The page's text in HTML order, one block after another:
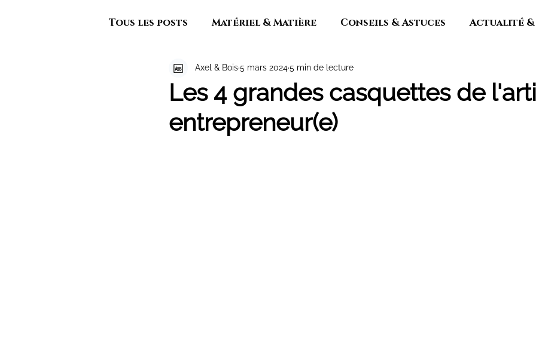
Tous les posts Matériel & Matière Conseils & Astuces Actualité
Ebénisterie Tous les articles Culture
Les 4 grandes casquettes de
entrepreneur(e)
Axel & Bois5 mars 20245 min de lecture